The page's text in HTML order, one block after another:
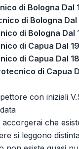
di Bologna Dal
di Bologna Dal
di Bologna Dal
di Capua Dal
di Capua Dal
di Capua
con iniziali
che
si leggono